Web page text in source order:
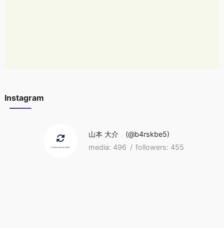
Instagram
山本 大介
b4rskbe5
496
455